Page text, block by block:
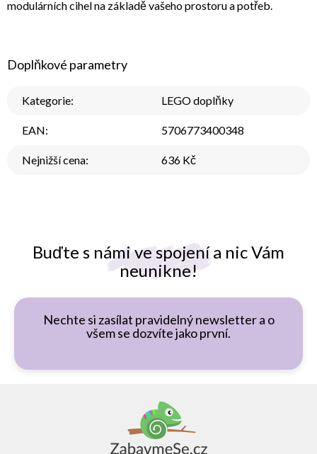
Buďte s námi ve spojení a nic Vám
neunikne!
Nechte si zasílat pravidelný newsletter a o
všem se dozvíte jako první.
modulárních cihel na základě vašeho prostoru a potřeb.
Doplňkové parametry
Kategorie: LEGO doplňky
EAN: 5706773400348
Nejnižší cena: 636 Kč